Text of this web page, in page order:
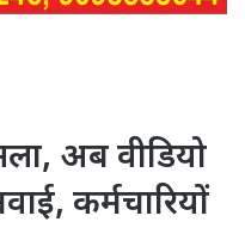
अब वीडियो
कर्मचारियों